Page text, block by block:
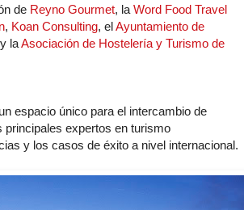
de Reyno Gourmet, laWord Food Travel
, Koan Consulting, elAyuntamiento de
y laAsociación de Hostelería y Turismo de
espacio único para el intercambio de
principales expertos en turismo
y los casos de éxito a nivel internacional.